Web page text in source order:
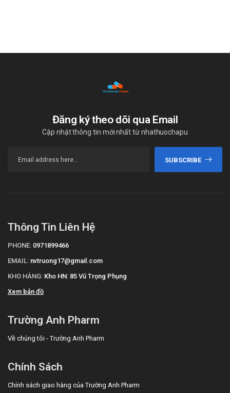
Đăng ký theo dõi qua Email
Cập nhật thông tin mới nhất từ nhathuochapu
SUBSCRIBE
Thông Tin Liên Hệ
PHONE: 0971899466
EMAIL: nvtruong17@gmail.com
KHO HÀNG: Kho HN: 85 Vũ Trọng Phụng
Xem bản đồ
Trường Anh Pharm
Về chúng tôi - Trường Anh Pharm
Chính Sách
Chính sách giao hàng của Trường Anh Pharm